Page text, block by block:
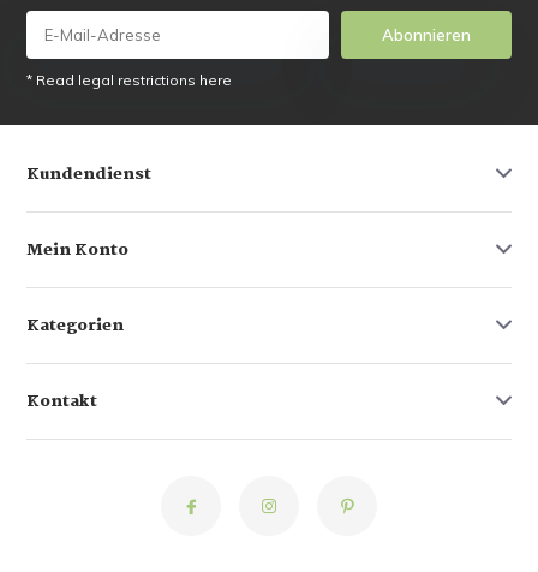
Abonnieren
* Read legal restrictions here
Kundendienst
Mein Konto
Kategorien
Kontakt